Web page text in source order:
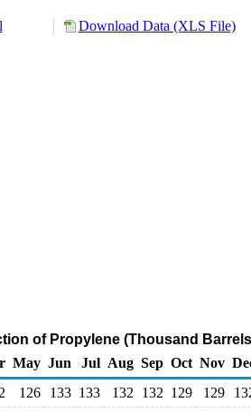
Download Data (XLS File)
of Propylene (Thousand
May Jun Jul Aug Sep Oct Nov
126 133 133 132 132 129 129